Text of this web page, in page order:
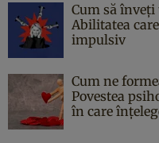
Cum să
Abilitatea
impulsiv
Cum ne
Povestea
în care